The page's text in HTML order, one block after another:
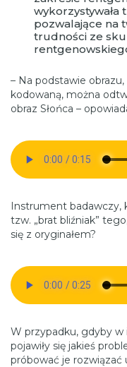
wykorzystywała
pozwalające na
trudności ze
– Na podstawie
kodowaną, można
obraz Słońca –
Instrument badawczy,
tzw. „brat bliźniak”
się z oryginałem?
W przypadku, gdyby
pojawiły się jakieś
próbować je rozwiązać